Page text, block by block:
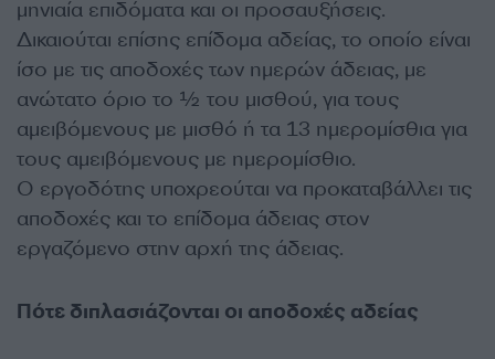
μηνιαία επιδόματα και οι προσαυξήσεις.
Δικαιούται επίσης επίδομα αδείας, το οποίο είναι
ίσο με τις αποδοχές των ημερών άδειας, με
ανώτατο όριο το ½ του μισθού, για τους
αμειβόμενους με μισθό ή τα 13 ημερομίσθια για
τους αμειβόμενους με ημερομίσθιο.
Ο εργοδότης υποχρεούται να προκαταβάλλει τις
αποδοχές και το επίδομα άδειας στον
εργαζόμενο στην αρχή της άδειας.
Πότε διπλασιάζονται οι αποδοχές αδείας